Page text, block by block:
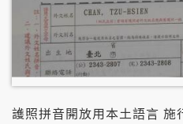
護照拼音開放用本土語言 施